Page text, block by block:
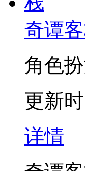
奇谭
角色
更新
详情